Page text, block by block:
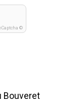
©
Bouveret